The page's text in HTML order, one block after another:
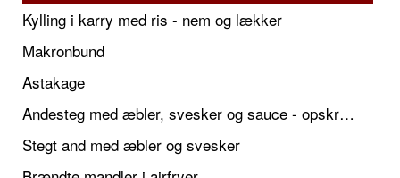
Kylling i karry med ris - nem og lækker
Makronbund
Astakage
Andesteg med æbler, svesker og sauce - opskrift også til jul
Stegt and med æbler og svesker